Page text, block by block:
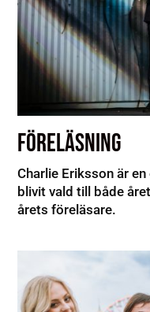
FÖRELÄSNING
Charlie Eriksson är
blivit vald till både
årets föreläsare.